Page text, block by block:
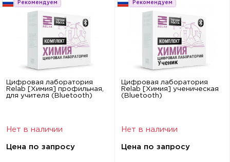
Рекомендуем
Цифровая лаборатория
Relab [Химия] профильная,
для учителя (Bluetooth)
Нет в наличии
Цена по запросу
Рекомендуем
Цифровая лаборатория
Relab [Химия] ученическая
(Bluetooth)
Нет в наличии
Цена по запросу